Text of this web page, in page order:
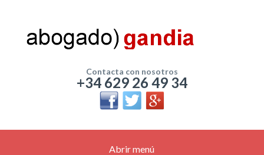
Contacta con nosotros
+34 629 26 49 34
Abrir menú